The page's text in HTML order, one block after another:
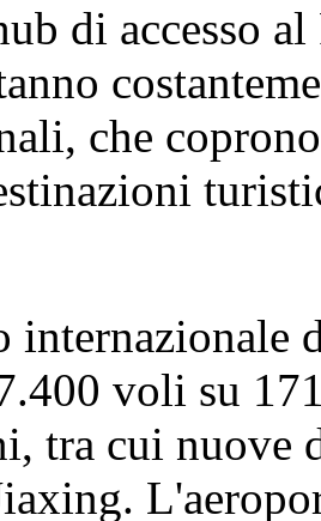
di accesso
che
internazionale
voli su
tra cui nuove